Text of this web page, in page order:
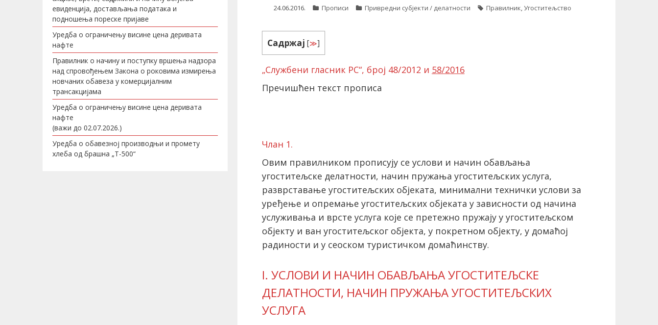
24.06.2016. Прописи Привредни субјекти / делатности Правилник,Угоститељство
Садржај [≫]
„Службени гласник РС“, број 48/2012 и 58/2016
Пречишћен текст прописа
Члан 1.
Овим правилником прописују се услови и начин обављања
угоститељске делатности, начин пружања угоститељских услуга,
разврставање угоститељских објеката, минимални технички услови за
уређење и опремање угоститељских објеката у зависности од начина
услуживања и врсте услуга које се претежно пружају у угоститељском
објекту и ван угоститељског објекта, у покретном објекту, у домаћој
радиности и у сеоском туристичком домаћинству.
I. УСЛОВИ И НАЧИН ОБАВЉАЊА УГОСТИТЕЉСКЕ
ДЕЛАТНОСТИ, НАЧИН ПРУЖАЊА УГОСТИТЕЉСКИХ
УСЛУГА
евиденција, достављања података и
подношења пореске пријаве
Уредба о ограничењу висине цена деривата
нафте
Правилник о начину и поступку вршења надзора
над спровођењем Закона о роковима измирења
новчаних обавеза у комерцијалним
трансакцијама
Уредба о ограничењу висине цена деривата
нафте
(важи до 02.07.2026.)
Уредба о обавезној производњи и промету
хлеба од брашна „Т-500“